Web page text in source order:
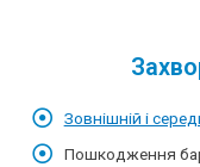
Зовнішній і
Пошкодження